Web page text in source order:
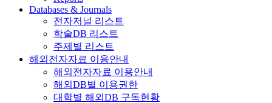
Databases & Journals
전자저널 리스트
학술DB 리스트
주제별 리스트
해외전자자료 이용안내
해외전자자료 이용안내
해외DB별 이용권한
대학별 해외DB 구독현황